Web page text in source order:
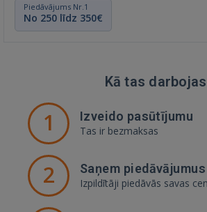
Piedāvājums Nr.1
No 250 līdz 350€
Kā tas darbojas
1 Izveido pasūtījumu
Tas ir bezmaksas
2 Saņem piedāvājumus
Izpildītāji piedāvās savas